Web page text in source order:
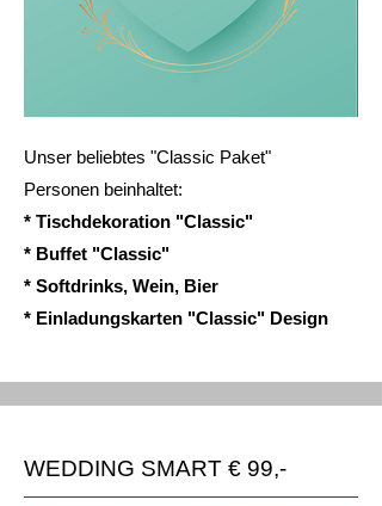
Unser beliebtes "Classic Paket"
Personen beinhaltet:
* Tischdekoration "Classic"
* Buffet "Classic"
* Softdrinks, Wein, Bier
* Einladungskarten "Classic" Design
WEDDING SMART € 99,-